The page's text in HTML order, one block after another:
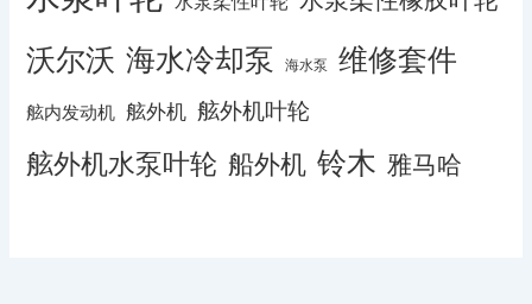
沃尔沃 海水冷却泵 海水泵 维修套件
舷内发动机 舷外机 舷外机叶轮
舷外机水泵叶轮 船外机 铃木 雅马哈